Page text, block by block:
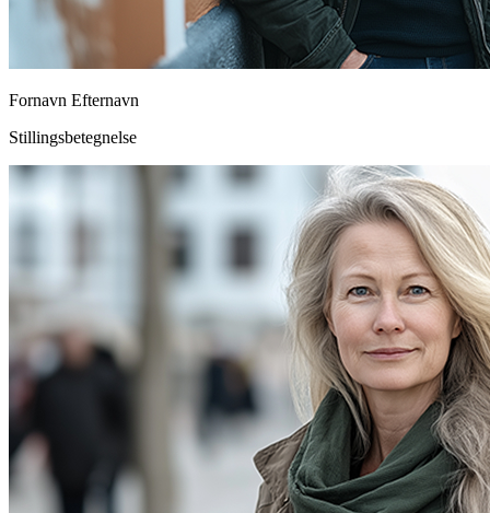
Fornavn Efternavn
Stillingsbetegnelse